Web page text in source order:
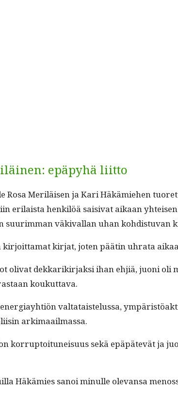
epäpyhä liitto
Rosa Mer­iläisen ja Kari Häkämiehen
eri­laista henkilöä saisi­vat aikaan
suurim­man väki­val­lan uhan kohdis­tu­van
kir­jat, joten päätin uhra­ta
oli­vat dekkarikir­jak­si ihan ehjiä, juoni oli
koukuttava.
val­tatais­telus­sa,
arkimaailmassa.
kor­rup­toituneisu­us sekä epäpätevät ja
Häkämies sanoi min­ulle ole­vansa